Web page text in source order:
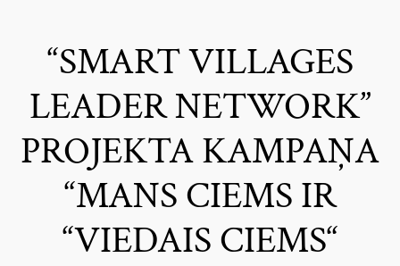
“SMART VILLAGES
LEADER NETWORK”
PROJEKTA KAMPAŅA
“MANS CIEMS IR
“VIEDAIS CIEMS“